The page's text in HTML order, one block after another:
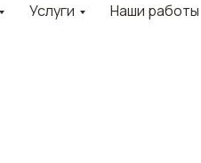
Услуги Наши работы